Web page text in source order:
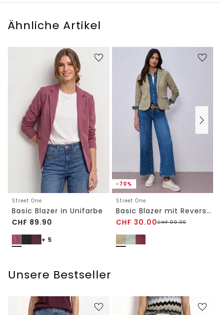
Ähnliche Artikel
Street One
Basic Blazer in Unifarbe
CHF 89.90
+ 5
-70%
Street One
Basic Blazer mit Reverskragen
CHF 30.00CHF99.90
Unsere Bestseller